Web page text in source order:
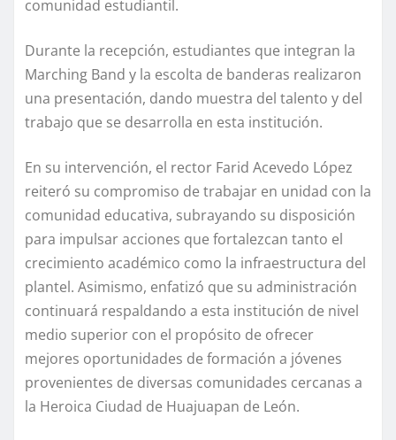
comunidad estudiantil.
Durante la recepción, estudiantes que integran la
Marching Band y la escolta de banderas realizaron
una presentación, dando muestra del talento y del
trabajo que se desarrolla en esta institución.
En su intervención, el rector Farid Acevedo López
reiteró su compromiso de trabajar en unidad con la
comunidad educativa, subrayando su disposición
para impulsar acciones que fortalezcan tanto el
crecimiento académico como la infraestructura del
plantel. Asimismo, enfatizó que su administración
continuará respaldando a esta institución de nivel
medio superior con el propósito de ofrecer
mejores oportunidades de formación a jóvenes
provenientes de diversas comunidades cercanas a
la Heroica Ciudad de Huajuapan de León.